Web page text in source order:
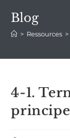
Blog
> Ressources >
4-1.